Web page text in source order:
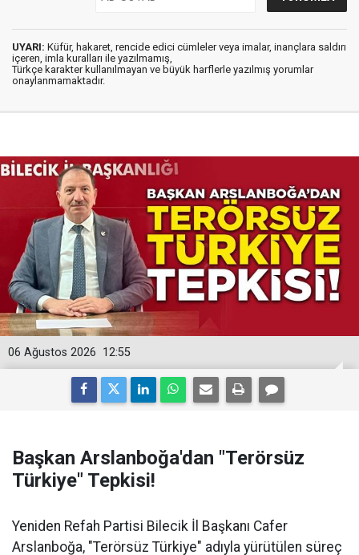
UYARI: Küfür, hakaret, rencide edici cümleler veya imalar, inançlara saldırı
içeren, imla kuralları ile yazılmamış,
Türkçe karakter kullanılmayan ve büyük harflerle yazılmış yorumlar
onaylanmamaktadır.
12:55
06 Ağustos 2026
Başkan Arslanboğa'dan "Terörsüz
Türkiye" Tepkisi!
Yeniden Refah Partisi Bilecik İl Başkanı Cafer
Arslanboğa, "Terörsüz Türkiye" adıyla yürütülen süreç